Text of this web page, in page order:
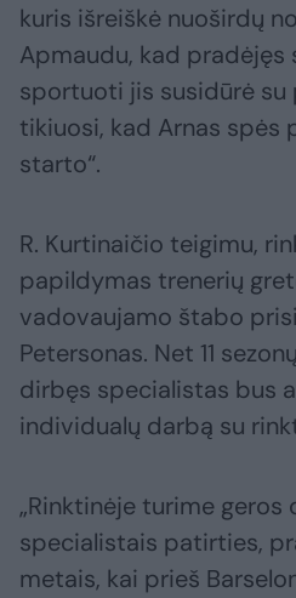
kuris išreiškė nuoširdų
Apmaudu, kad pradėjęs
sportuoti jis susidūrė su
tikiuosi, kad Arnas spės
starto“.
R. Kurtinaičio teigimu,
papildymas trenerių
vadovaujamo štabo
Petersonas. Net 11
dirbęs specialistas bus
individualų darbą su
„Rinktinėje turime geros
specialistais patirties,
metais, kai prieš